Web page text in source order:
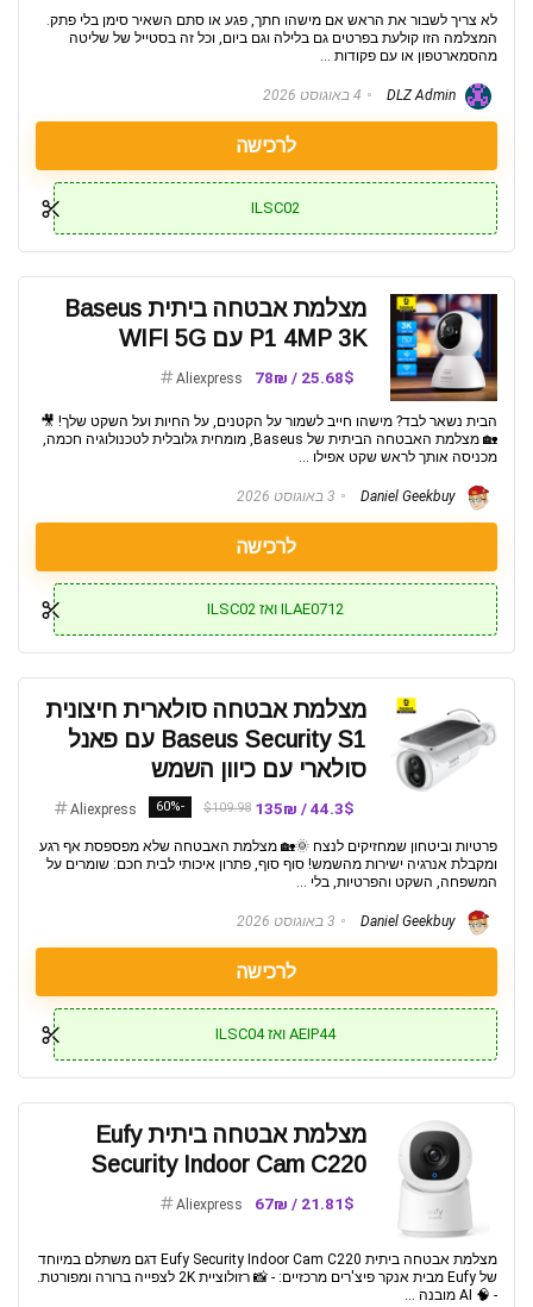
לא צריך לשבור את הראש אם מישהו חתך, פגע או סתם השאיר סימן בלי פתק.
המצלמה הזו קולעת בפרטים גם בלילה וגם ביום, וכל זה בסטייל של שליטה
מהסמארטפון או עם פקודות ...
4 באוגוסט 2026
לרכישה
ILSC02
מצלמת אבטחה ביתית Baseus
P1 4MP 3K עם WIFI 5G
25.68$ / 78₪
Aliexpress
הבית נשאר לבד? מישהו חייב לשמור על הקטנים, על החיות ועל השקט שלך! 🎥
🏡 מצלמת האבטחה הביתית של Baseus, מומחית גלובלית לטכנולוגיה חכמה,
מכניסה אותך לראש שקט אפילו ...
3 באוגוסט 2026
לרכישה
ILAE0712 ואז ILSC02
מצלמת אבטחה סולארית חיצונית
Baseus Security S1 עם פאנל
סולארי עם כיוון השמש
44.3$ / 135₪
$109.98
-60%
Aliexpress
פרטיות וביטחון שמחזיקים לנצח 🌞🏡 מצלמת האבטחה שלא מפספסת אף רגע
ומקבלת אנרגיה ישירות מהשמש! סוף סוף, פתרון איכותי לבית חכם: שומרים על
המשפחה, השקט והפרטיות, בלי ...
3 באוגוסט 2026
לרכישה
AEIP44 ואז ILSC04
מצלמת אבטחה ביתית Eufy
Security Indoor Cam C220
21.81$ / 67₪
Aliexpress
מצלמת אבטחה ביתית Eufy Security Indoor Cam C220 דגם משתלם במיוחד
של Eufy מבית אנקר פיצ'רים מרכזיים: - 📸 רזולוציית 2K לצפייה ברורה ומפורטת.
- 🧠 AI מובנה ...